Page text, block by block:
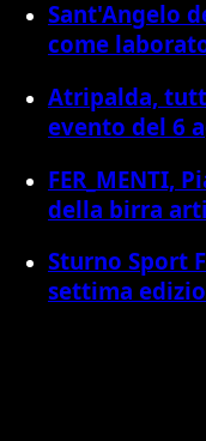
Sant'Angelo
come
Atripalda,
evento del 6
FER_MENTI,
della birra
Sturno Sport
settima